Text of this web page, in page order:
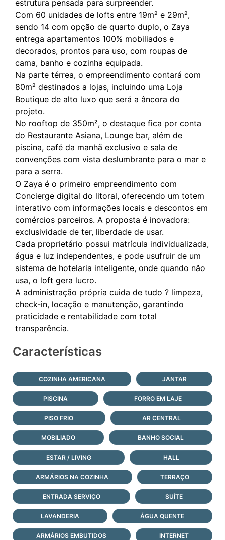
estrutura pensada para surpreender.
Com 60 unidades de lofts entre 19m² e 29m²,
sendo 14 com opção de quarto duplo, o Zaya
entrega apartamentos 100% mobiliados e
decorados, prontos para uso, com roupas de
cama, banho e cozinha equipada.
Na parte térrea, o empreendimento contará com
80m² destinados a lojas, incluindo uma Loja
Boutique de alto luxo que será a âncora do
projeto.
No rooftop de 350m², o destaque fica por conta
do Restaurante Asiana, Lounge bar, além de
piscina, café da manhã exclusivo e sala de
convenções com vista deslumbrante para o mar e
para a serra.
O Zaya é o primeiro empreendimento com
Concierge digital do litoral, oferecendo um totem
interativo com informações locais e descontos em
comércios parceiros. A proposta é inovadora:
exclusividade de ter, liberdade de usar.
Cada proprietário possui matrícula individualizada,
água e luz independentes, e pode usufruir de um
sistema de hotelaria inteligente, onde quando não
usa, o loft gera lucro.
A administração própria cuida de tudo ? limpeza,
check-in, locação e manutenção, garantindo
praticidade e rentabilidade com total
Características
COZINHA AMERICANA JANTAR
PISCINA FORRO EM LAJE
PISO FRIO AR CENTRAL
MOBILIADO BANHO SOCIAL
ESTAR / LIVING HALL
ARMÁRIOS NA COZINHA TERRAÇO
ENTRADA SERVIÇO SUÍTE
LAVANDERIA ÁGUA QUENTE
ARMÁRIOS EMBUTIDOS INTERNET